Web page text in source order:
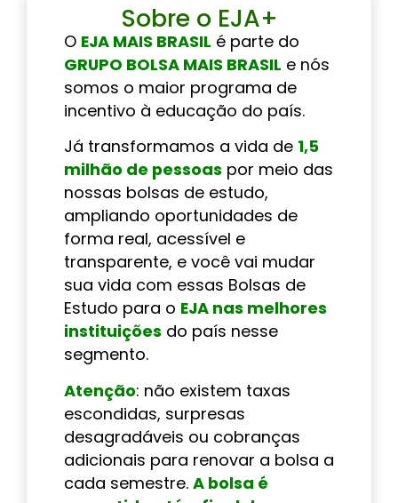
Sobre o EJA+
O EJA MAIS BRASIL é parte do
GRUPO BOLSA MAIS BRASIL e nós
somos o maior programa de
incentivo à educação do país.
Já transformamos a vida de 1,5
milhão de pessoas por meio das
nossas bolsas de estudo,
ampliando oportunidades de
forma real, acessível e
transparente, e você vai mudar
sua vida com essas Bolsas de
Estudo para o EJA nas melhores
instituições do país nesse
segmento.
Atenção: não existem taxas
escondidas, surpresas
desagradáveis ou cobranças
adicionais para renovar a bolsa a
cada semestre. A bolsa é